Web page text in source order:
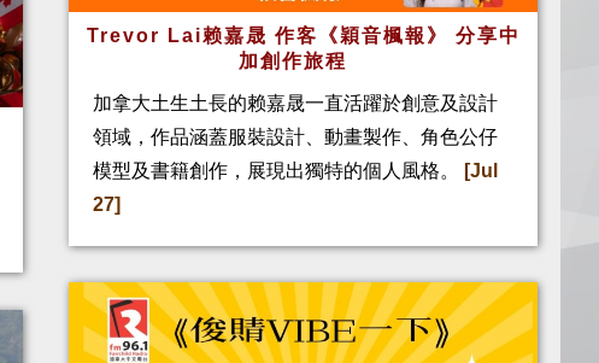
Trevor Lai赖嘉晟 作客《穎音楓報》 分享中
加創作旅程
加拿大土生土長的赖嘉晟一直活躍於創意及設計
領域，作品涵蓋服裝設計、動畫製作、角色公仔
模型及書籍創作，展現出獨特的個人風格。
[Jul
27]